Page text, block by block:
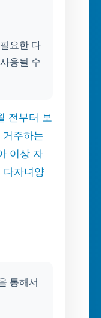
요한 다
용될 수
전부터 보
거주하는
이상 자
다자녀양
통해서